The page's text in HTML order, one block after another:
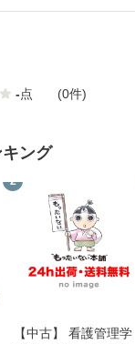
-点 (0件)
ング
2
【中古】 看護管理学